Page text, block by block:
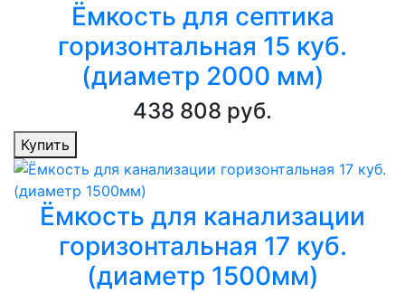
Ёмкость для септика
горизонтальная 15 куб.
(диаметр 2000 мм)
438 808 руб.
Купить
Ёмкость для канализации
горизонтальная 17 куб.
(диаметр 1500мм)